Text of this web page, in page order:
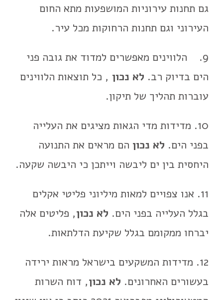
גם תחנות עירוניות המושפעות מתא החום
העירוני וגם תחנות הרחוקות מכל עיר.
9. הלווינים מאפשרים למדוד את גובה פני
הים בדיוק רב. לא נכון , כל תוצאות הלווינים
עוברות תהליך של תיקון.
10. מדידות מדי הגאות מציגים את העלייה
בפני הים. לא נכון הם מראים את התנועה
היחסית בין ים ליבשה וייתכן כי היבשה שקעה.
11. אנו צפויים למאות מיליוני פליטי אקלים
בגלל העלייה בפני הים. לא נכון, פליטים אלה
יברחו ממקומם בגלל שקיעת הדלתאות.
12. מדידות המשקעים בישראל מראות ירידה
בעשורים האחרונים. לא נכון, דוח השרות